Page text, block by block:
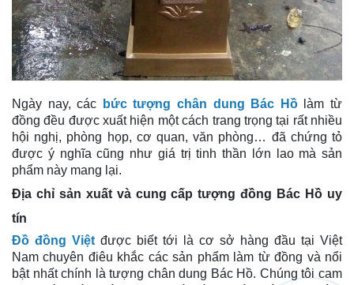
Ngày nay, các bức tượng chân dung Bác Hồlàm từ
đồng đều được xuất hiện một cách trang trọng tại rất nhiều
hội nghị, phòng họp, cơ quan, văn phòng… đã chứng tỏ
được ý nghĩa cũng như giá trị tinh thần lớn lao mà sản
phẩm này mang lại.
Địa chỉ sản xuất và cung cấp tượng đồng Bác Hồ uy
tín
Đồ đồng Việt được biết tới là cơ sở hàng đầu tại Việt
Nam chuyên điêu khắc các sản phẩm làm từ đồng và nổi
bật nhất chính là tượng chân dung Bác Hồ. Chúng tôi cam